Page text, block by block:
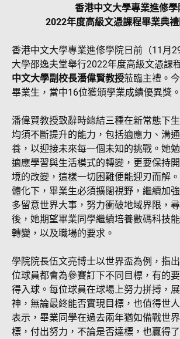
香港中文大學專業進修學
2022年度高級文憑課程畢業典
香港中文大學專業進修學院日前（11月
大學邵逸夫堂舉行2022年度高級文憑課
中文大學副校長潘偉賢教授蒞臨主禮。
畢業生，當中16位獲頒學業成績優異獎。
潘偉賢教授致辭時總結三種在新常態下
均須不斷提升的能力，包括適應力、溝
養，以迎接未來每一個未知的挑戰。她
適應學習與生活模式的轉變，更要保持
境的改變，這樣一切困難便能迎刃而解
體化下，畢業生必須擴闊視野，繼續加
多留意世界大事，努力衝破地域界限，
後，她期望畢業同學繼續培養數碼科技
轉變，以及職場的要求。
學院院長伍文亮博士以世界盃為例，指
位球員都會為參賽訂下不同目標，有的
得入球。每位球員在球場上努力拼搏，
神，無論最終能否實現目標，也值得世
表示，畢業同學在過去兩年猶如備戰世
標，付出努力，不論是否達標，也贏得